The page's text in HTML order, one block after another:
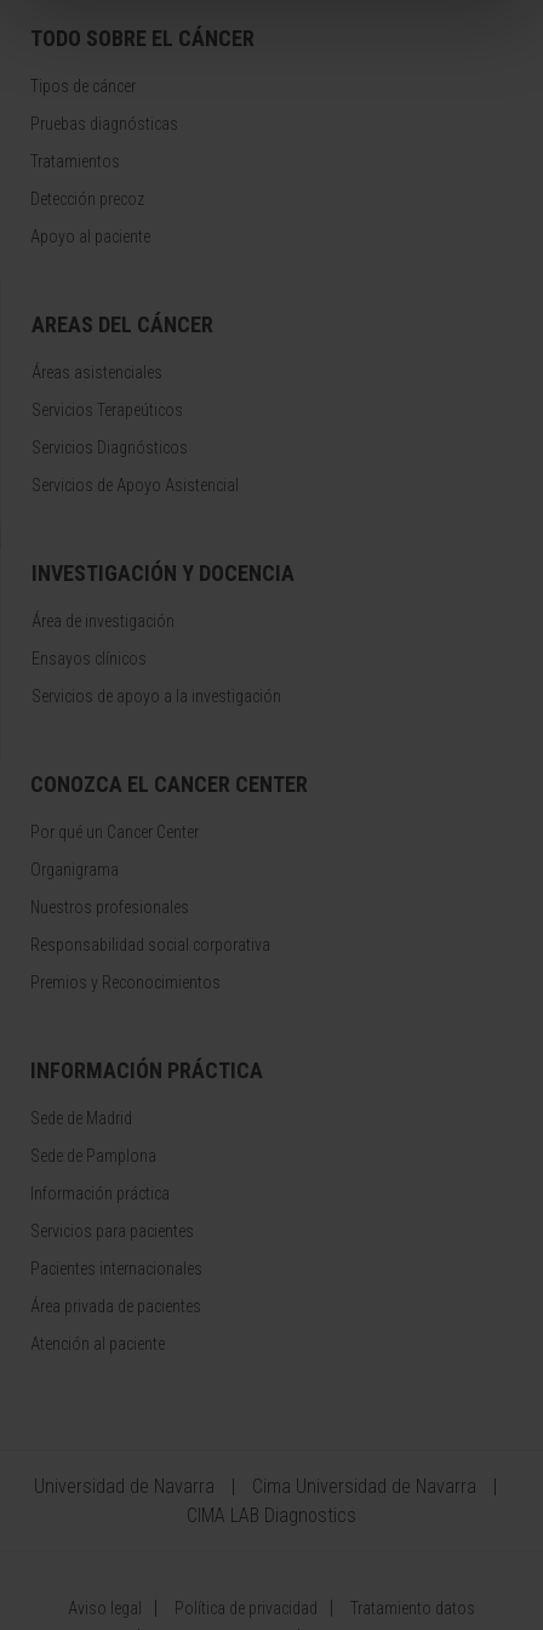
TODO SOBRE EL CÁNCER
Tipos de cáncer
Pruebas diagnósticas
Tratamientos
Detección precoz
Apoyo al paciente
AREAS DEL CÁNCER
Áreas asistenciales
Servicios Terapeúticos
Servicios Diagnósticos
Servicios de Apoyo Asistencial
INVESTIGACIÓN Y DOCENCIA
Área de investigación
Ensayos clínicos
Servicios de apoyo a la investigación
CONOZCA EL CANCER CENTER
Por qué un Cancer Center
Organigrama
Nuestros profesionales
Responsabilidad social corporativa
Premios y Reconocimientos
INFORMACIÓN PRÁCTICA
Sede de Madrid
Sede de Pamplona
Información práctica
Servicios para pacientes
Pacientes internacionales
Área privada de pacientes
Atención al paciente
Universidad de Navarra
Cima Universidad de Navarra
CIMA LAB Diagnostics
Aviso legal Política de privacidad
Tratamiento datos